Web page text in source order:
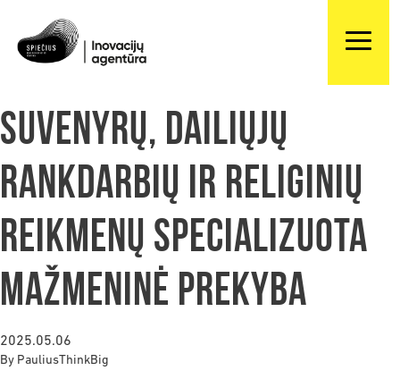
Suvenyrų, dailiųjų
rankdarbių ir religinių
reikmenų specializuota
mažmeninė prekyba
2025.05.06
By PauliusThinkBig